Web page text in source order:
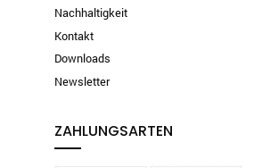
Nachhaltigkeit
Kontakt
Downloads
Newsletter
ZAHLUNGSARTEN